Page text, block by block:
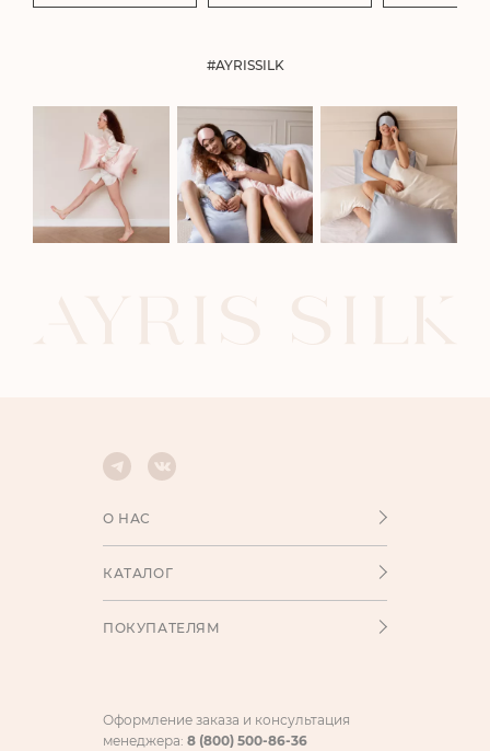
#AYRISSILK
О НАС
КАТАЛОГ
ПОКУПАТЕЛЯМ
Оформление заказа и консультация
менеджера: 8 (800) 500-86-36